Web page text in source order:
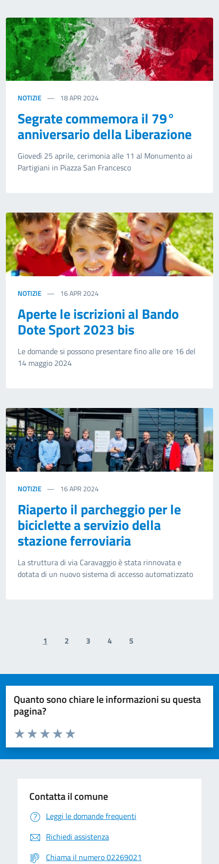
NOTIZIE 18APR 2024
Segrate commemora il 79°
anniversario della Liberazione
Giovedì 25 aprile, cerimonia alle 11 al Monumento ai
Partigiani in Piazza San Francesco
NOTIZIE 16APR 2024
Aperte le iscrizioni al Bando
Dote Sport 2023 bis
Le domande si possono presentare fino alle ore 16 del
14 maggio 2024
NOTIZIE 16APR 2024
Riaperto il parcheggio per le
biciclette a servizio della
stazione ferroviaria
La struttura di via Caravaggio è stata rinnovata e
dotata di un nuovo sistema di accesso automatizzato
Previous page
1 2 3 4 5
Quanto sono chiare le informazioni su questa
pagina?
Valuta da 1 a 5 stelle la pagina
Valuta 5 stelle su 5
Valuta 4 stelle su 5
Valuta 3 stelle su 5
Valuta 2 stelle su 5
Valuta 1 stelle su 5
Contatta il comune
Leggi le domande frequenti
Richiedi assistenza
Chiama il numero 02269021